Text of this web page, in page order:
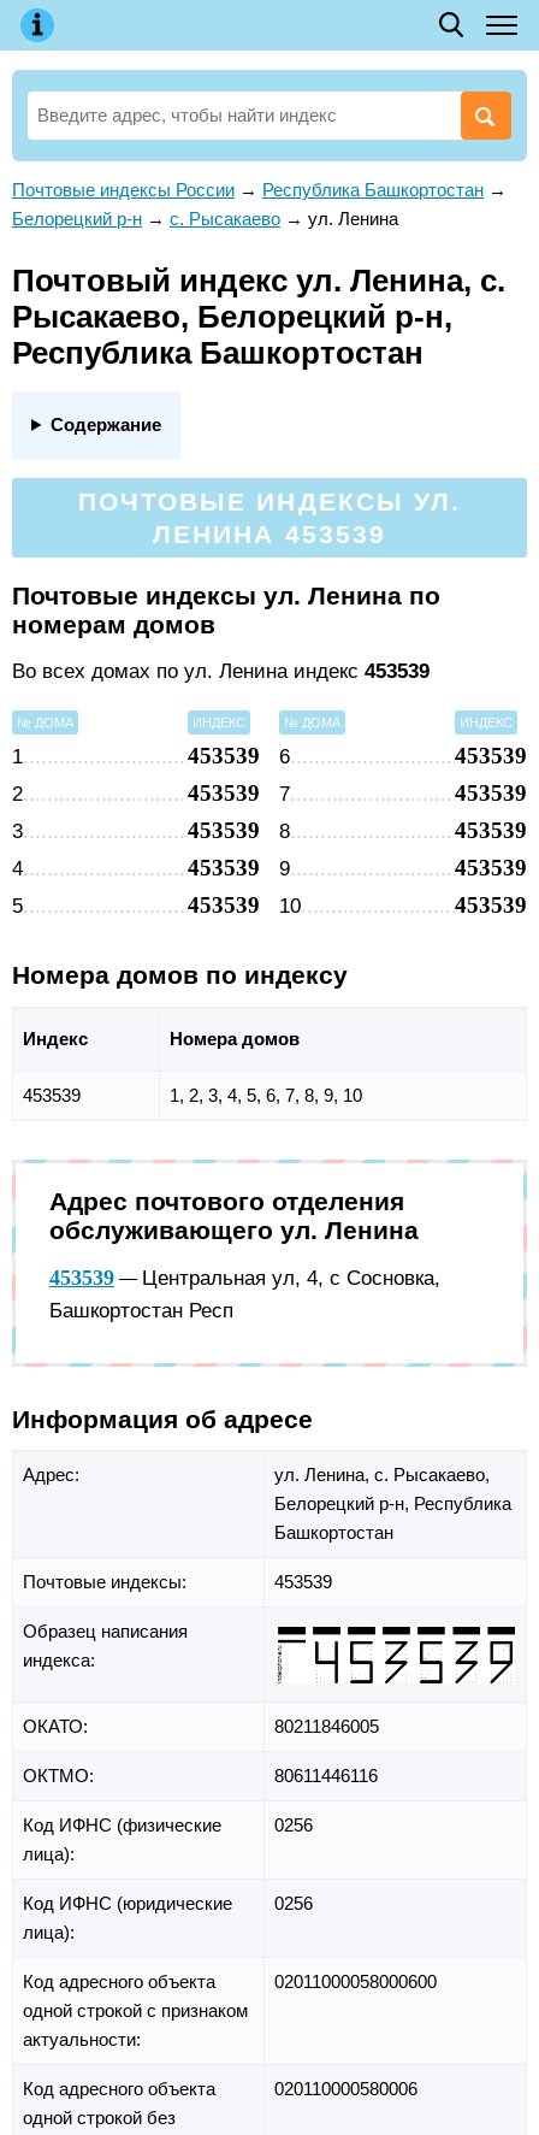
Почтовые индексы России → Республика Башкортостан →
Белорецкий р-н → с. Рысакаево → ул. Ленина
Почтовый индекс ул. Ленина, с.
Рысакаево, Белорецкий р-н,
Республика Башкортостан
Содержание
ПОЧТОВЫЕ ИНДЕКСЫ УЛ.
ЛЕНИНА 453539
Почтовые индексы ул. Ленина по
номерам домов
Во всех домах по ул. Ленина индекс 453539
№ ДОМА ИНДЕКС
1 453539
2 453539
3 453539
4 453539
5 453539
№ ДОМА ИНДЕКС
6 453539
7 453539
8 453539
9 453539
10 453539
Номера домов по индексу
Индекс Номера домов
453539 1, 2, 3, 4, 5, 6, 7, 8, 9, 10
Адрес почтового отделения
обслуживающего ул. Ленина
453539 — Центральная ул, 4, с Сосновка,
Башкортостан Респ
Информация об адресе
Адрес: ул. Ленина, с. Рысакаево,
Белорецкий р-н, Республика
Башкортостан
Почтовые индексы: 453539
Образец написания
индекса:
ОКАТО: 80211846005
ОКТМО: 80611446116
Код ИФНС (физические
лица):
0256
Код ИФНС (юридические
лица):
0256
Код адресного объекта
одной строкой с признаком
актуальности:
02011000058000600
Код адресного объекта
одной строкой без
020110000580006